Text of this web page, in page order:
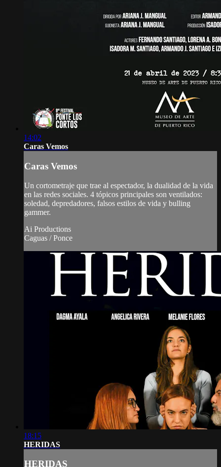
14:02
Caras Vemos
Caras Vemos
Un cortometraje que trae al espectador, la dualidad de la vida
en las redes sociales. 4 tópicos principales son ventilados:
soledad, depredadores, falsos estilos de vida y bulling
gammer.
Ai Productions
Caguas / Ponce
18:15
HERIDAS
HERIDAS